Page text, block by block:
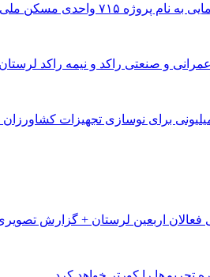
واحدی مسکن ملی خرم آباد
و صنعتی راکد و نیمه راکد لرستان
فعالان اربعین لرستان + گزارش